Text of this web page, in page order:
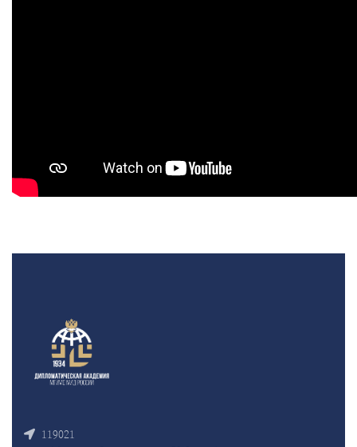
119021